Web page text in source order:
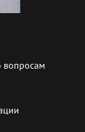
вопросам